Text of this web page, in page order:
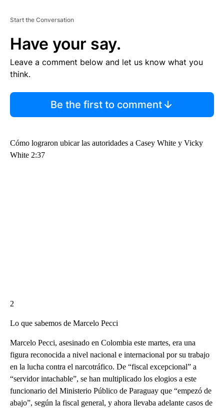
Start the Conversation
Have your say.
Leave a comment below and let us know what you
think.
Be the first to comment
Cómo lograron ubicar las autoridades a Casey White y Vicky
White 2:37
2
Lo que sabemos de Marcelo Pecci
Marcelo Pecci, asesinado en Colombia este martes, era una
figura reconocida a nivel nacional e internacional por su trabajo
en la lucha contra el narcotráfico. De “fiscal excepcional” a
“servidor intachable”, se han multiplicado los elogios a este
funcionario del Ministerio Público de Paraguay que “empezó de
abajo”, según la fiscal general, y ahora llevaba adelante casos de